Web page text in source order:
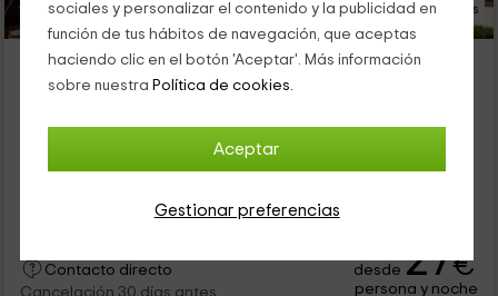
sociales y personalizar el contenido y la publicidad en
función de tus hábitos de navegación, que aceptas
haciendo clic en el botón 'Aceptar'. Más información
sobre nuestra Política de cookies.
Aceptar
Gestionar preferencias
23 Fotos
Casa Rural Tío Vicente
Alojamiento ubicado a 10.3km de Riofrio
Alquiler íntegro
3 habitaciones
Contacto directo
Cancelación 30 días antes
desde 27€
persona y noche